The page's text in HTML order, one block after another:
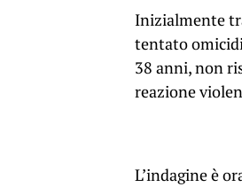
Inizialmente
tentato
38 anni, non
reazione
L’indagine è